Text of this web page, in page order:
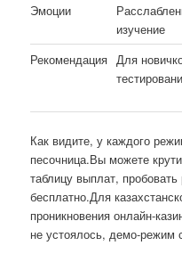
Эмоции
изучение
Рекомендация Для
Как видите, у каждого
песочница.Вы можете
таблицу выплат,
бесплатно.Для
проникновения онлайн-
не устоялось, демо-режим